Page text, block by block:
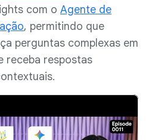
com o Agente de
, permitindo que
perguntas complexas em
receba respostas